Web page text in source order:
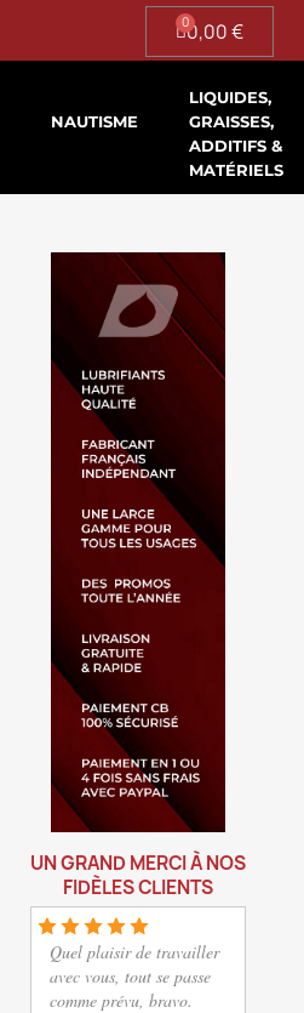
0,00 €
NAUTISME
LIQUIDES,
GRAISSES,
ADDITIFS &
MATÉRIELS
UN GRAND MERCI À NOS
FIDÈLES CLIENTS
Quel plaisir de travailler
avec vous, tout se passe
comme prévu, bravo.